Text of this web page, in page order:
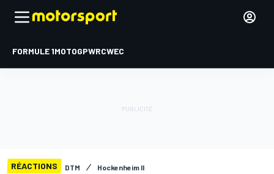
FORMULE 1MOTOGPWRCWEC
RÉACTIONS DTM Hockenheim II